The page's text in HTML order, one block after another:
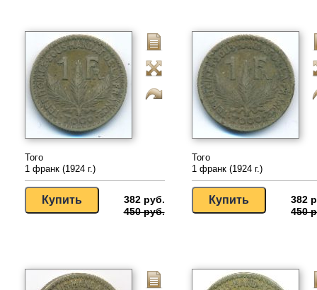
Того
1 франк (1924 г.)
382 руб.
450 руб.
Того
1 франк (1924 г.)
382
450